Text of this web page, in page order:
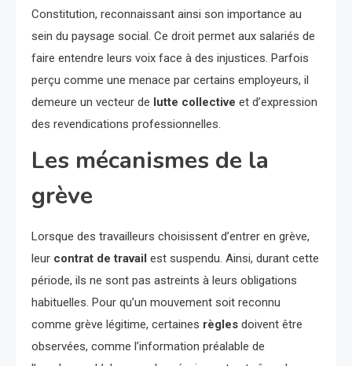
Constitution, reconnaissant ainsi son importance au
sein du paysage social. Ce droit permet aux salariés de
faire entendre leurs voix face à des injustices. Parfois
perçu comme une menace par certains employeurs, il
demeure un vecteur de lutte collective et d’expression
des revendications professionnelles.
Les mécanismes de la
grève
Lorsque des travailleurs choisissent d’entrer en grève,
leur contrat de travail est suspendu. Ainsi, durant cette
période, ils ne sont pas astreints à leurs obligations
habituelles. Pour qu’un mouvement soit reconnu
comme grève légitime, certaines règles doivent être
observées, comme l’information préalable de